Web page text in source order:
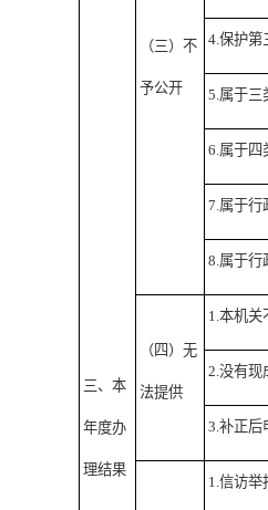
三、本
年度办
理结果
（三）不
予公开
4.保护第
5.属于三
6.属于四
7.属于行
8.属于行
（四）无
法提供
1.本机关
2.没有现
3.补正后
1.信访举